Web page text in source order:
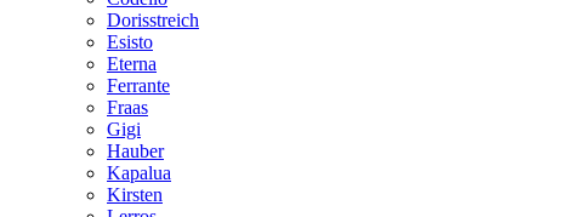
Dorisstreich
Esisto
Eterna
Ferrante
Fraas
Gigi
Hauber
Kapalua
Kirsten